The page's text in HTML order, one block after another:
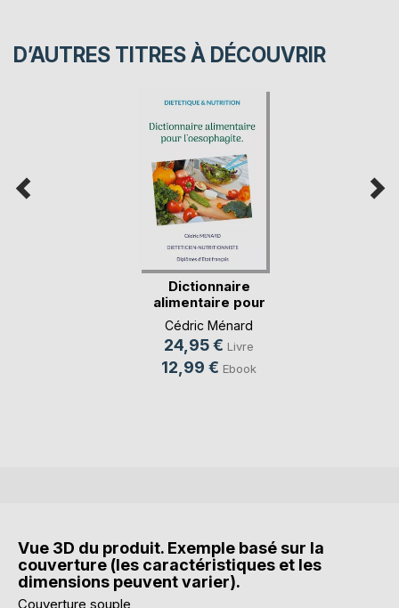
D’AUTRES TITRES À DÉCOUVRIR
Dictionnaire
alimentaire pour
l'oe(...)
Cédric Ménard
24,95 € Livre
12,99 € Ebook
Vue 3D du produit. Exemple basé sur la
couverture (les caractéristiques et les
dimensions peuvent varier).
Couverture souple